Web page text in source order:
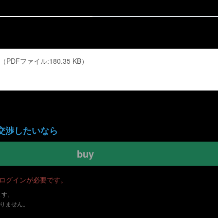
PDFファイル:180.35 KB）
渉したいなら
buy
グインが必要です。
。
ません。